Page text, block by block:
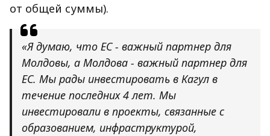
от общей суммы).
«Я думаю, что ЕС - важный партнер для
Молдовы, а Молдова - важный партнер для
ЕС. Мы рады инвестировать в Кагул в
течение последних 4 лет. Мы
инвестировали в проекты, связанные с
образованием, инфраструктурой,